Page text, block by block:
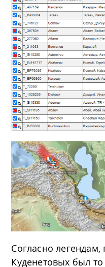
Согласно легендам,
Куденетовых был